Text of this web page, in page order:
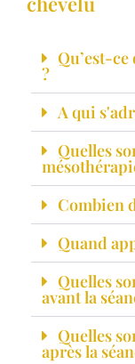
Qu’est-
?
A qui
Quelles
Combien
Quand
Quelles
avant la
Quelles
après la